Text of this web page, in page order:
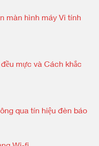
màn hình máy Vi tính
mực và Cách khắc
qua tín hiệu đèn báo